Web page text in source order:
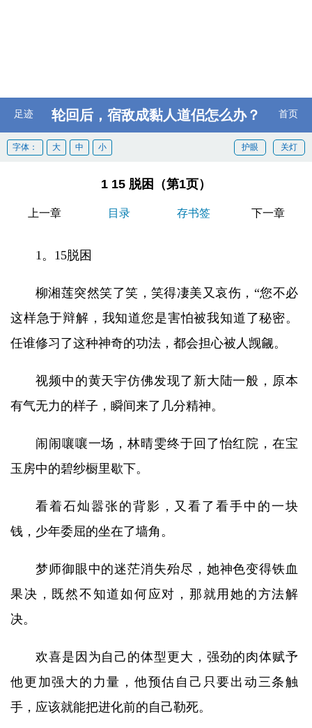
足迹 轮回后，宿敌成黏人道侣怎么办？ 首页
关灯
护眼
字体： 大 中 小
1 15 脱困（第1页）
上一章 目录 存书签 下一章
1。15脱困
柳湘莲突然笑了笑，笑得凄美又哀伤，“您不必
这样急于辩解，我知道您是害怕被我知道了秘密。
任谁修习了这种神奇的功法，都会担心被人觊觎。
视频中的黄天宇仿佛发现了新大陆一般，原本
有气无力的样子，瞬间来了几分精神。
闹闹嚷嚷一场，林晴雯终于回了怡红院，在宝
玉房中的碧纱橱里歇下。
看着石灿嚣张的背影，又看了看手中的一块
钱，少年委屈的坐在了墙角。
梦师御眼中的迷茫消失殆尽，她神色变得铁血
果决，既然不知道如何应对，那就用她的方法解
决。
欢喜是因为自己的体型更大，强劲的肉体赋予
他更加强大的力量，他预估自己只要出动三条触
手，应该就能把进化前的自己勒死。